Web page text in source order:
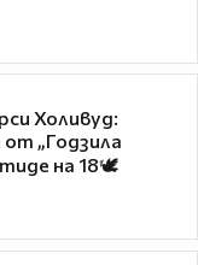
Холивуд:
„Годзила
на 18🕊️